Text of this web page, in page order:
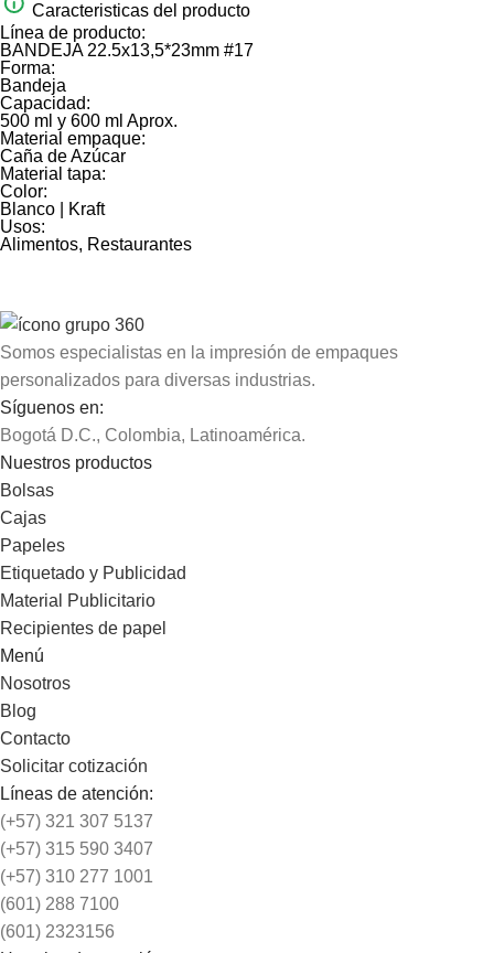
Caracteristicas del producto
Línea de producto:
BANDEJA 22.5x13,5*23mm #17
Forma:
Bandeja
Capacidad:
500 ml y 600 ml Aprox.
Material empaque:
Caña de Azúcar
Material tapa:
Color:
Blanco | Kraft
Usos:
Alimentos, Restaurantes
Somos especialistas en la impresión de empaques
personalizados para diversas industrias.
Síguenos en:
Bogotá D.C., Colombia, Latinoamérica.
Nuestros productos
Bolsas
Cajas
Papeles
Etiquetado y Publicidad
Material Publicitario
Recipientes de papel
Menú
Nosotros
Blog
Contacto
Solicitar cotización
Líneas de atención:
(+57) 321 307 5137
(+57) 315 590 3407
(+57) 310 277 1001
(601) 288 7100
(601) 2323156